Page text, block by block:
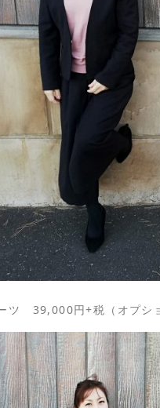
ツ 39,000円+税（オプシ